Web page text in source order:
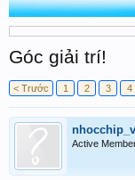
Góc giải trí!
< Trước 1 2 3 4
Active